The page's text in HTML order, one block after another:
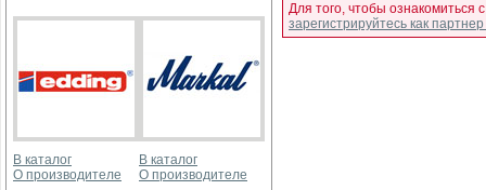
В каталог
О производителе
В каталог
О производителе
Для того, чтобы ознакомиться
зарегистрируйтесь как